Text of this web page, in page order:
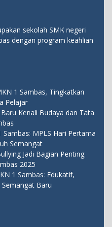
sekolah SMK negeri
dengan program keahlian
1 Sambas, Tingkatkan
Pelajar
Kenali Budaya dan Tata
MPLS Hari Pertama
Semangat
Jadi Bagian Penting
2025
1 Sambas: Edukatif,
Baru